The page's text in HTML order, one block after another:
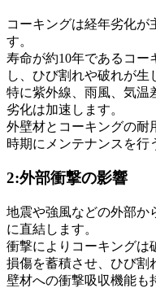
コーキングは経年劣化が
す。
寿命が約10年であるコー
し、ひび割れや破れが生
特に紫外線、雨風、気温
劣化は加速します。
外壁材とコーキングの耐
時期にメンテナンスを行
2:外部衝撃の影響
地震や強風などの外部か
に直結します。
衝撃によりコーキングは
損傷を蓄積させ、ひび割
壁材への衝撃吸収機能も